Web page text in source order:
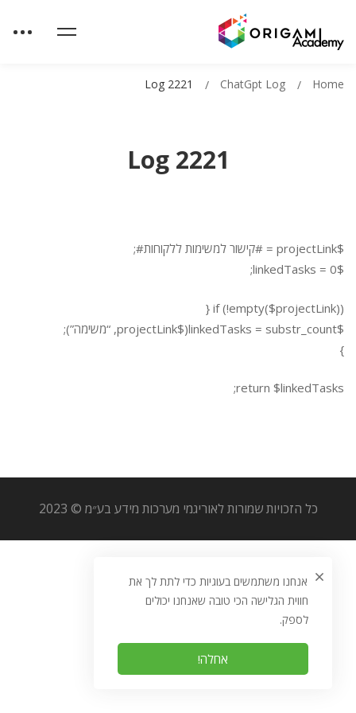
Log 2221
Home
ChatGpt Log
Log 2221
$projectLink = #קישור למשימות ללקוחות#;
$linkedTasks = 0;
if (!empty($projectLink)) {
$linkedTasks = substr_count($projectLink, “משימה”);
}
return $linkedTasks;
כל הזכויות שמורות לאוריגמי מערכות מידע בע״מ © 2023
אנחנו משתמשים בעוגיות כדי לתת לך את
חווית הגלישה הכי טובה שאנחנו יכולים
לספק.
אחלה!